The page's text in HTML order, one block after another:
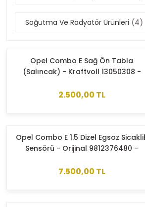
Soğutma Ve Radyatör Ürünleri (4)
Opel Combo E Sağ Ön Tabla
(Salıncak) - Kraftvoll 13050308 -
2.500,00 TL
Opel Combo E 1.5 Dizel Egsoz
Sensörü - Orijinal 9812376480 -
7.500,00 TL